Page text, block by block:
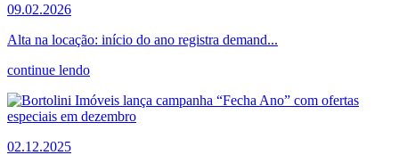
09.02.2026
Alta na locação: início do ano registra demand...
continue lendo
02.12.2025